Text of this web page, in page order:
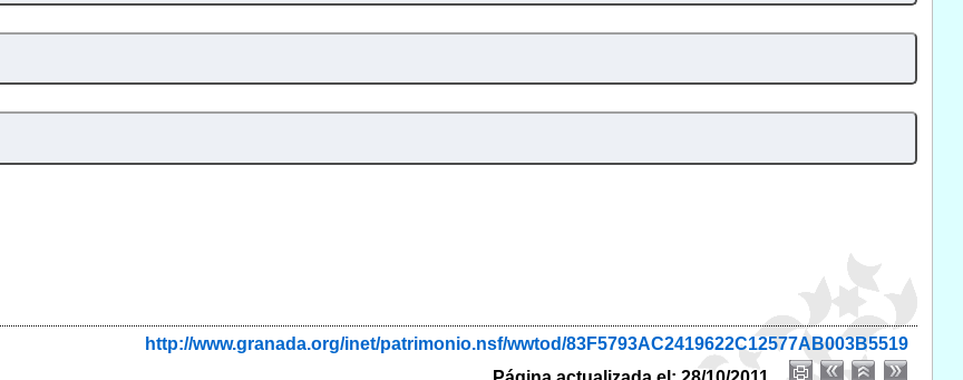
http://www.granada.org/inet/patrimonio.nsf/wwtod/83F5793AC2419622C12577AB003B5519